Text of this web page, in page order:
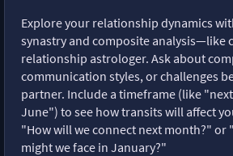
Explore your relationship dynamics
synastry and composite analysis—like
relationship astrologer. Ask about
communication styles, or challenges
partner. Include a timeframe (like
June") to see how transits will affect
"How will we connect next month?" or
might we face in January?"